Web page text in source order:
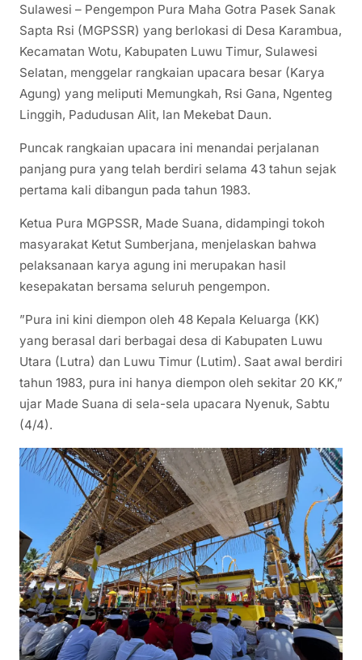
Sulawesi – Pengempon Pura Maha Gotra Pasek Sanak
Sapta Rsi (MGPSSR) yang berlokasi di Desa Karambua,
Kecamatan Wotu, Kabupaten Luwu Timur, Sulawesi
Selatan, menggelar rangkaian upacara besar (Karya
Agung) yang meliputi Memungkah, Rsi Gana, Ngenteg
Linggih, Padudusan Alit, lan Mekebat Daun.
​Puncak rangkaian upacara ini menandai perjalanan
panjang pura yang telah berdiri selama 43 tahun sejak
pertama kali dibangun pada tahun 1983.
​Ketua Pura MGPSSR, Made Suana, didampingi tokoh
masyarakat Ketut Sumberjana, menjelaskan bahwa
pelaksanaan karya agung ini merupakan hasil
kesepakatan bersama seluruh pengempon.
​”Pura ini kini diempon oleh 48 Kepala Keluarga (KK)
yang berasal dari berbagai desa di Kabupaten Luwu
Utara (Lutra) dan Luwu Timur (Lutim). Saat awal berdiri
tahun 1983, pura ini hanya diempon oleh sekitar 20 KK,”
ujar Made Suana di sela-sela upacara Nyenuk, Sabtu
(4/4).